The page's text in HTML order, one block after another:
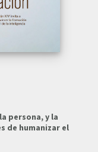
persona, y la
de humanizar el